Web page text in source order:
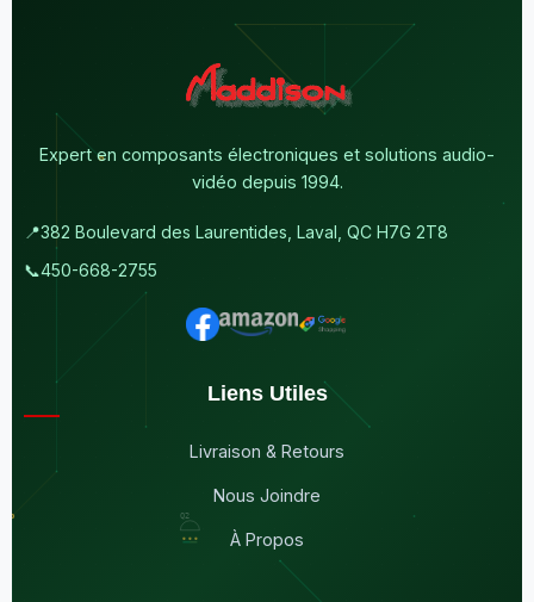
Expert en composants électroniques et solutions audio-
vidéo depuis 1994.
📍382 Boulevard des Laurentides, Laval, QC H7G 2T8
📞450-668-2755
Liens Utiles
Livraison & Retours
Nous Joindre
À Propos